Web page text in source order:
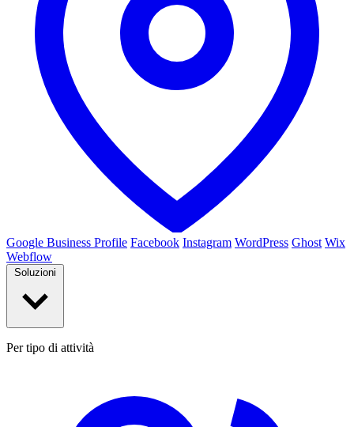
Google Business Profile Facebook Instagram WordPress Ghost Wix
Webflow
Per tipo di attività